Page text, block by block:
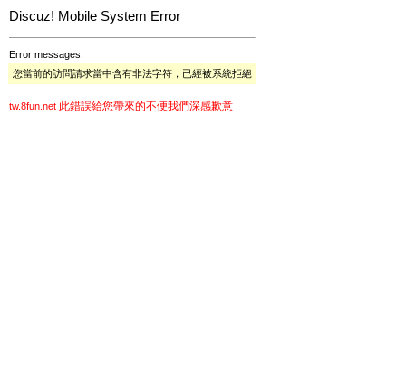
Discuz! Mobile System Error
Error messages:
您當前的訪問請求當中含有非法字符，已經被系統拒絕
tw.8fun.net 此錯誤給您帶來的不便我們深感歉意